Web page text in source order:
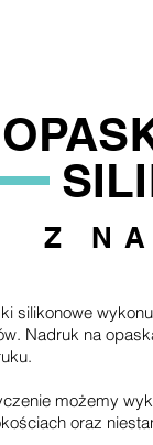
Z
silikonowe
Nadruk na
możemy
oraz